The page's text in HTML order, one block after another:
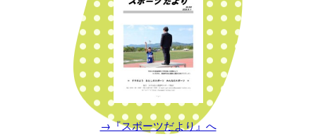
→『スポーツだより』へ